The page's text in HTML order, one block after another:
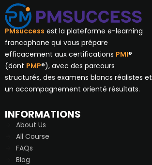
PMsuccess est la plateforme e-learning
francophone qui vous prépare
efficacement aux certifications PMI®
(dont PMP®), avec des parcours
structurés, des examens blancs réalistes et
un accompagnement orienté résultats.
INFORMATIONS
About Us
All Course
FAQs
Blog